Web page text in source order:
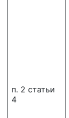
п. 2 статьи
4